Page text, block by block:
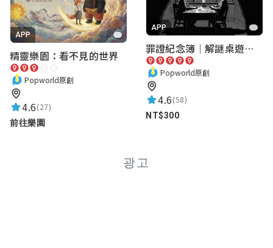
APP
精靈樂園：看不見的世界
Popworld原創
4.6(27)
前往樂園
APP
罪證紀念簿｜解謎桌遊｜警匪偵訊｜室內遊戲
Popworld原創
4.6(58)
NT$300
광고